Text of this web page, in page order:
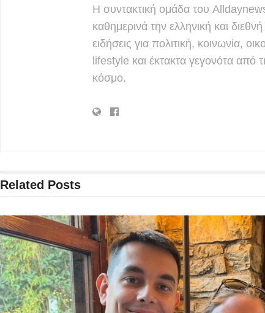
Η συντακτική ομάδα του
καθημερινά την ελληνική και
ειδήσεις για πολιτική, κοινωνία,
lifestyle και έκτακτα γεγονότα από
κόσμο.
Related Posts